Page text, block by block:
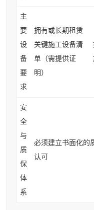
主
要
设
备
要
求
拥有或长期租赁
关键施工设备清
单（需提供证
明）
安
全
与
质
保
体
系
必须建立书面化的
认可